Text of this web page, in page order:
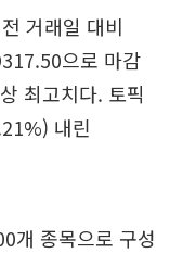
거래일 대비
으로 마감
최고치다. 토픽
내린
개 종목으로 구성